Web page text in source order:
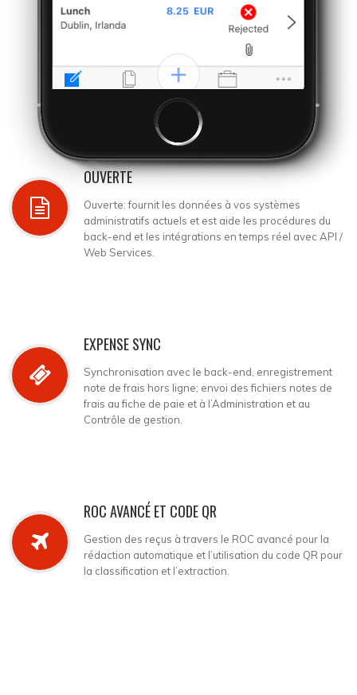
OUVERTE
Ouverte: fournit les données à vos systèmes
administratifs actuels et est aide les procédures du
back-end et les intégrations en temps réel avec API /
Web Services.
EXPENSE SYNC
Synchronisation avec le back-end, enregistrement
note de frais hors ligne; envoi des fichiers notes de
frais au fiche de paie et à l’Administration et au
Contrôle de gestion.
ROC AVANCÉ ET CODE QR
Gestion des reçus à travers le ROC avancé pour la
rédaction automatique et l’utilisation du code QR pour
la classification et l’extraction.